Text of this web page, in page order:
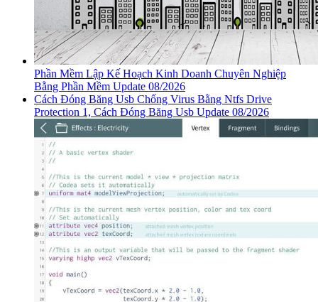
Phần Mềm Lập Kế Hoạch Kinh Doanh Chuyên Nghiệp
Bằng Phần Mềm Update 08/2026
Cách Đóng Băng Usb Chống Virus Bằng Ntfs Drive
Protection 1, Cách Đóng Băng Usb Update 08/2026